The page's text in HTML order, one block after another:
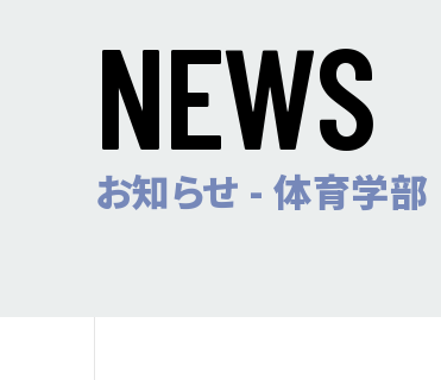
NEWS
お知らせ - 体育学部